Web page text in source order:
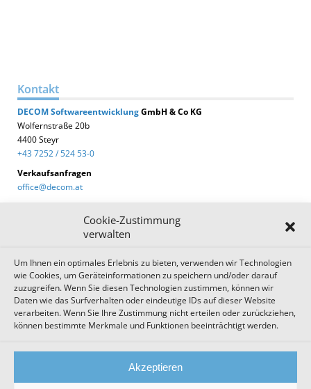
Cookie-Zustimmung
verwalten
Um Ihnen ein optimales Erlebnis zu bieten, verwenden wir Technologien
wie Cookies, um Geräteinformationen zu speichern und/oder darauf
zuzugreifen. Wenn Sie diesen Technologien zustimmen, können wir
Daten wie das Surfverhalten oder eindeutige IDs auf dieser Website
verarbeiten. Wenn Sie Ihre Zustimmung nicht erteilen oder zurückziehen,
können bestimmte Merkmale und Funktionen beeinträchtigt werden.
Akzeptieren
Kontakt
DECOMSoftwareentwicklungGmbH & Co KG
Wolfernstraße 20b
4400 Steyr
+43 7252 / 524 53-0
Verkaufsanfragen
office@decom.at
DECOM News
Zum Newsletter anmelden!